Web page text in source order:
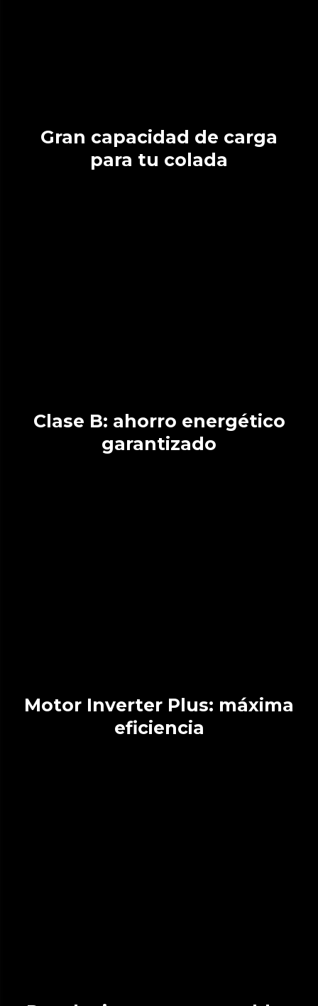
Gran capacidad de carga
para tu colada
Clase B: ahorro energético
garantizado
Motor Inverter Plus: máxima
eficiencia